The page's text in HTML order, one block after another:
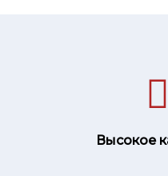
Высокое